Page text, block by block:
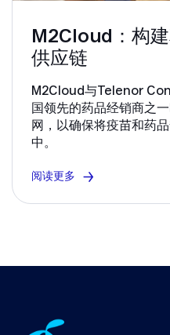
M2Cloud：构
供应链
M2Cloud与Telenor
国领先的药品经销商之
网，以确保将疫苗和药
中。
阅读更多